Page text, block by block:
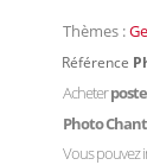
Thèmes :
Référence
Acheter
Photo
Vous pouvez